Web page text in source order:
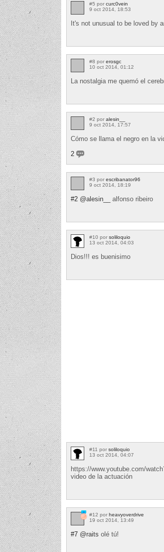
#5 por curc0vein
9 oct 2014, 18:53
It's not unusual to be loved by
#8 por erosgc
10 oct 2014, 01:12
La nostalgia me quemó el
#2 por alesin__
9 oct 2014, 17:57
Cómo se llama el negro en la
2
#3 por escribanator96
9 oct 2014, 18:19
#2 @alesin__ alfonso ribeiro
#10 por soliloquio
13 oct 2014, 04:03
Dios!!! es buenisimo
#11 por soliloquio
13 oct 2014, 04:07
https://www.youtube.com/
video de la actuación
#12 por heavyoverdrive
19 oct 2014, 13:49
#7 @raits olé tú!